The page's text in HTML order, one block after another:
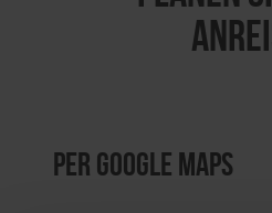
per Google Maps